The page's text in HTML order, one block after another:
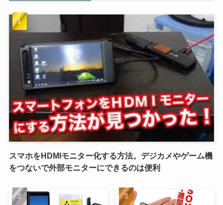
スマホをHDMIモニター化する方法。デジカメやゲーム機
をつないで外部モニターにできるのは便利